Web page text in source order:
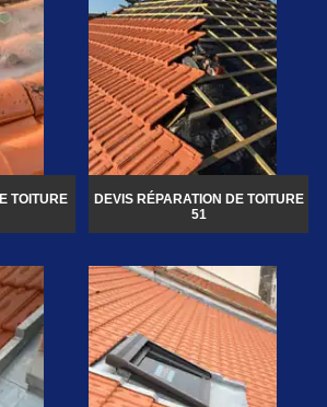
TOITURE
DEVIS RÉPARATION DE TOITURE
51